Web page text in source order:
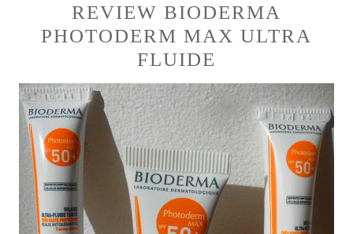
REVIEW BIODERMA
PHOTODERM MAX ULTRA
FLUIDE